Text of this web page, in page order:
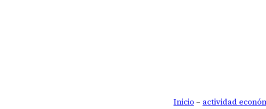
Inicio – actividad